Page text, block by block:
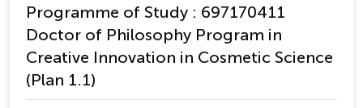
Programme of Study : 697170411
Doctor of Philosophy Program in
Creative Innovation in Cosmetic Science
(Plan 1.1)